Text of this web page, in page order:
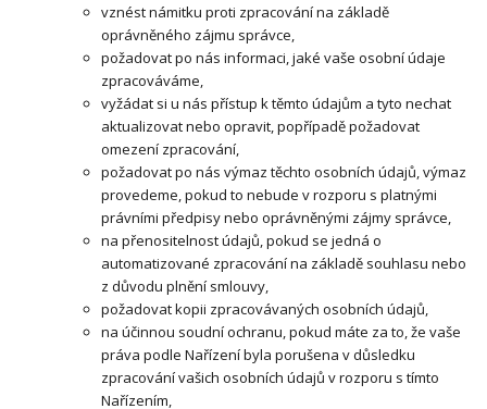
vznést námitku proti zpracování na základě
oprávněného zájmu správce,
požadovat po nás informaci, jaké vaše osobní údaje
zpracováváme,
vyžádat si u nás přístup k těmto údajům a tyto nechat
aktualizovat nebo opravit, popřípadě požadovat
omezení zpracování,
požadovat po nás výmaz těchto osobních údajů, výmaz
provedeme, pokud to nebude v rozporu s platnými
právními předpisy nebo oprávněnými zájmy správce,
na přenositelnost údajů, pokud se jedná o
automatizované zpracování na základě souhlasu nebo
z důvodu plnění smlouvy,
požadovat kopii zpracovávaných osobních údajů,
na účinnou soudní ochranu, pokud máte za to, že vaše
práva podle Nařízení byla porušena v důsledku
zpracování vašich osobních údajů v rozporu s tímto
Nařízením,